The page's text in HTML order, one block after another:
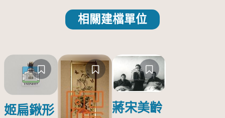
相關建檔單位
姬扁鍬形
蔣宋美齡